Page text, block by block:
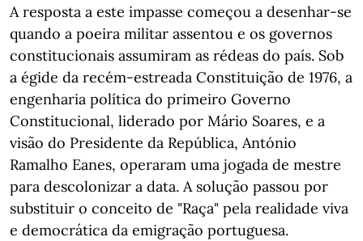
A resposta a este impasse começou a desenhar-se
quando a poeira militar assentou e os governos
constitucionais assumiram as rédeas do país. Sob
a égide da recém-estreada Constituição de 1976, a
engenharia política do primeiro Governo
Constitucional, liderado por Mário Soares, e a
visão do Presidente da República, António
Ramalho Eanes, operaram uma jogada de mestre
para descolonizar a data. A solução passou por
substituir o conceito de "Raça" pela realidade viva
e democrática da emigração portuguesa.